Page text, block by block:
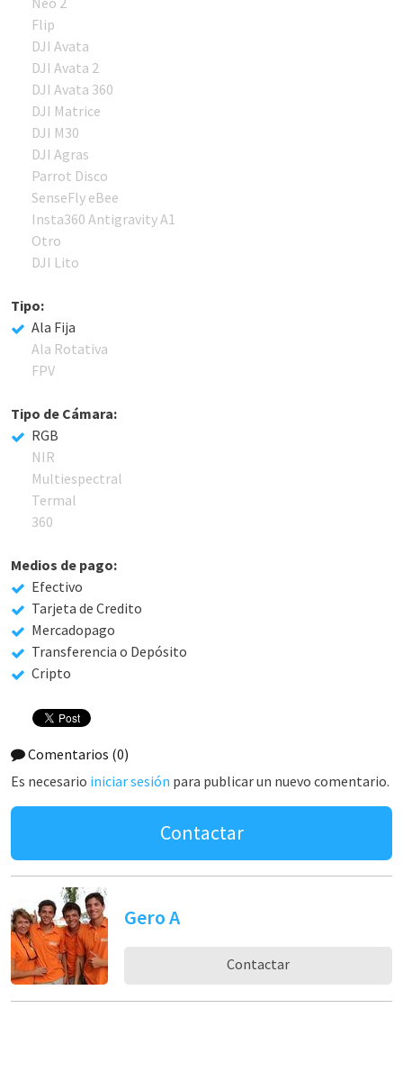
Flip
DJI Avata
DJI Avata 2
DJI Avata 360
DJI Matrice
DJI M30
DJI Agras
Parrot Disco
SenseFly eBee
Insta360 Antigravity A1
Otro
DJI Lito
Tipo:
Ala Fija
Ala Rotativa
FPV
Tipo de Cámara:
RGB
NIR
Multiespectral
Termal
360
Medios de pago:
Efectivo
Tarjeta de Credito
Mercadopago
Transferencia o Depósito
Cripto
Comentarios (0)
Es necesario iniciar sesión para publicar un nuevo comentario.
Contactar
Gero A
Contactar